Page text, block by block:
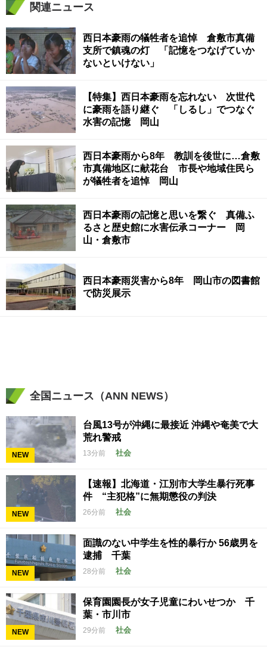
関連ニュース
西日本豪雨の犠牲者を追悼 倉敷市真備
支所で鎮魂の灯 「記憶をつなげていか
ないといけない」
【特集】西日本豪雨を忘れない 次世代
に豪雨を語り継ぐ 「しるし」でつなぐ
水害の記憶 岡山
西日本豪雨から8年 教訓を後世に…倉敷
市真備地区に献花台 市長や地域住民ら
が犠牲者を追悼 岡山
西日本豪雨の記憶と思いを繋ぐ 真備ふ
るさと歴史館に水害伝承コーナー 岡
山・倉敷市
西日本豪雨災害から8年 岡山市の図書館
で防災展示
全国ニュース（ANN NEWS）
NEW
台風13号が沖縄に最接近 沖縄や奄美で大
荒れ警戒
13分前 社会
NEW
【速報】北海道・江別市大学生暴行死事
件 “主犯格”に無期懲役の判決
26分前 社会
NEW
面識のない中学生を性的暴行か 56歳男を
逮捕 千葉
28分前 社会
NEW
保育園園長が女子児童にわいせつか 千
葉・市川市
29分前 社会